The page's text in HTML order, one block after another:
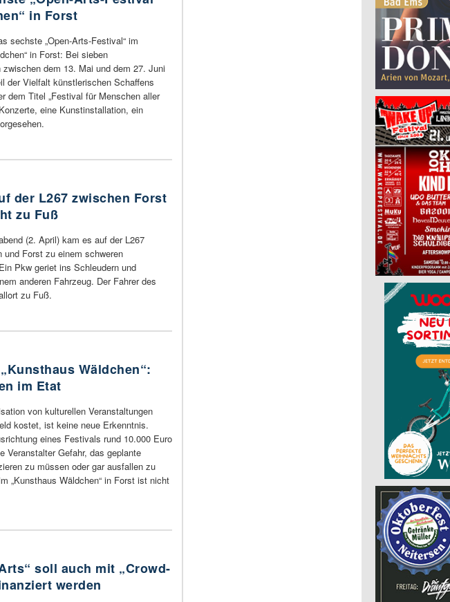
in Forst
sechste „Open-Arts-Festival“ im
in Forst: Bei sieben
zwischen dem 13. Mai und dem 27. Juni
der Vielfalt künstlerischen Schaffens
dem Titel „Festival für Menschen aller
eine Kunstinstallation, ein
der L267 zwischen Forst
zu Fuß
(2. April) kam es auf der L267
und Forst zu einem schweren
Pkw geriet ins Schleudern und
anderen Fahrzeug. Der Fahrer des
zu Fuß.
Wäldchen“:
im Etat
von kulturellen Veranstaltungen
kostet, ist keine neue Erkenntnis.
eines Festivals rund 10.000 Euro
Veranstalter Gefahr, das geplante
zu müssen oder gar ausfallen zu
„Kunsthaus Wäldchen“ in Forst ist nicht
soll auch mit „Crowd-
werden